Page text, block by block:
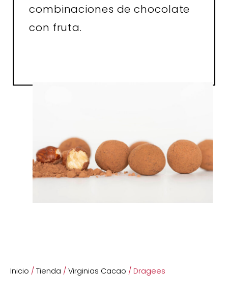
combinaciones de chocolate
con fruta.
Inicio / Tienda / Virginias Cacao / Dragees